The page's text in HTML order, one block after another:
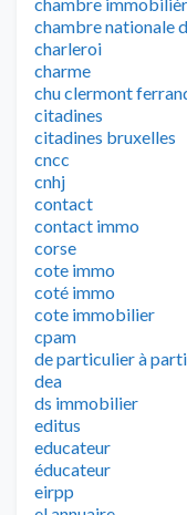
chambre nationale
charleroi
charme
chu clermont
citadines
citadines bruxelles
cncc
cnhj
contact
contact immo
corse
cote immo
coté immo
cote immobilier
cpam
de particulier à
dea
ds immobilier
editus
educateur
éducateur
eirpp